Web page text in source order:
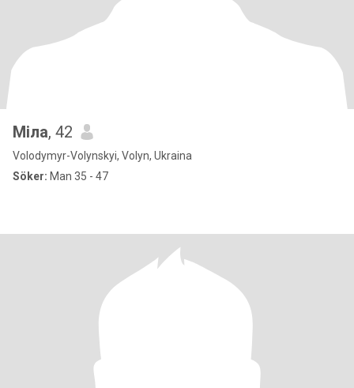
Міла, 42
Volodymyr-Volynskyi, Volyn, Ukraina
Söker: Man 35 - 47